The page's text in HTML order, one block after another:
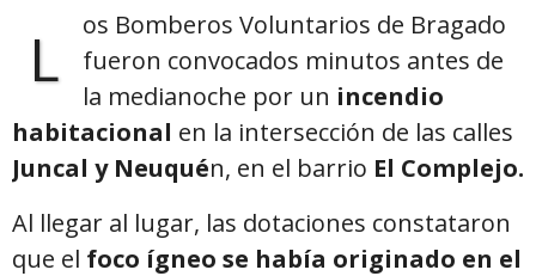
L
os Bomberos Voluntarios de Bragado
fueron convocados minutos antes de
la medianoche por un incendio
habitacional en la intersección de las calles
Juncal y Neuquén, en el barrio El Complejo.
Al llegar al lugar, las dotaciones constataron
que el foco ígneo se había originado en el